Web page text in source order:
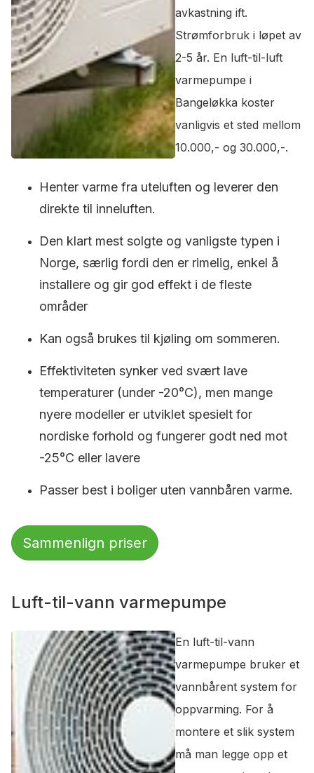
avkastning ift.
Strømforbruk i løpet av
2-5 år. En luft-til-luft
varmepumpe i
Bangeløkka koster
vanligvis et sted mellom
10.000,- og 30.000,-.
Henter varme fra uteluften og leverer den
direkte til inneluften.
Den klart mest solgte og vanligste typen i
Norge, særlig fordi den er rimelig, enkel å
installere og gir god effekt i de fleste
områder
Kan også brukes til kjøling om sommeren.
Effektiviteten synker ved svært lave
temperaturer (under -20°C), men mange
nyere modeller er utviklet spesielt for
nordiske forhold og fungerer godt ned mot
-25°C eller lavere
Passer best i boliger uten vannbåren varme.
Sammenlign priser
Luft-til-vann varmepumpe
En luft-til-vann
varmepumpe bruker et
vannbårent system for
oppvarming. For å
montere et slik system
må man legge opp et